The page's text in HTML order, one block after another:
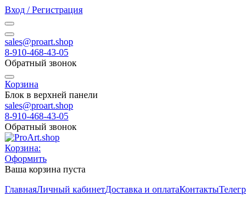
Вход / Регистрация
sales@proart.shop
8-910-468-43-05
Обратный звонок
Корзина
Блок в верхней панели
sales@proart.shop
8-910-468-43-05
Обратный звонок
Корзина:
Оформить
Ваша корзина пуста
ГлавнаяЛичный кабинетДоставка и оплатаКонтакты